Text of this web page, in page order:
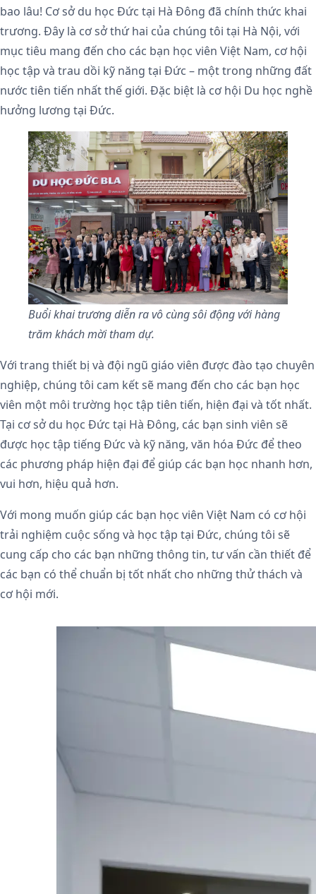
bao lâu! Cơ sở du học Đức tại Hà Đông đã chính thức khai
trương. Đây là cơ sở thứ hai của chúng tôi tại Hà Nội, với
mục tiêu mang đến cho các bạn học viên Việt Nam, cơ hội
học tập và trau dồi kỹ năng tại Đức – một trong những đất
nước tiên tiến nhất thế giới. Đặc biệt là cơ hội Du học nghề
hưởng lương tại Đức.
Buổi khai trương diễn ra vô cùng sôi động với hàng
trăm khách mời tham dự.
Với trang thiết bị và đội ngũ giáo viên được đào tạo chuyên
nghiệp, chúng tôi cam kết sẽ mang đến cho các bạn học
viên một môi trường học tập tiên tiến, hiện đại và tốt nhất.
Tại cơ sở du học Đức tại Hà Đông, các bạn sinh viên sẽ
được học tập tiếng Đức và kỹ năng, văn hóa Đức để theo
các phương pháp hiện đại để giúp các bạn học nhanh hơn,
vui hơn, hiệu quả hơn.
Với mong muốn giúp các bạn học viên Việt Nam có cơ hội
trải nghiệm cuộc sống và học tập tại Đức, chúng tôi sẽ
cung cấp cho các bạn những thông tin, tư vấn cần thiết để
các bạn có thể chuẩn bị tốt nhất cho những thử thách và
cơ hội mới.